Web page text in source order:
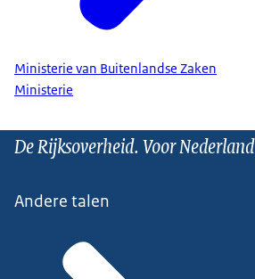
Ministerie van Buitenlandse Zaken
Ministerie
De Rijksoverheid. Voor Nederland
Andere talen